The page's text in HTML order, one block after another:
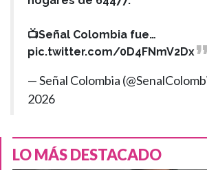
📺Señal Colombia fue…
pic.twitter.com/0D4FNmV2Dx
— Señal Colombia
2026
LO MÁS DESTACADO